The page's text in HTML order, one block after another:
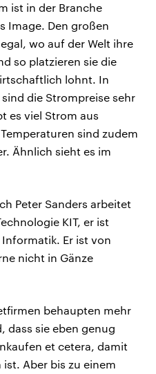
ist in der Branche
Image. Den großen
wo auf der Welt ihre
so platzieren sie die
lohnt. In
die Strompreise sehr
es viel Strom aus
sind zudem
Ähnlich sieht es im
Peter Sanders arbeitet
KIT, er ist
Er ist von
nicht in Gänze
behaupten mehr
dass sie eben genug
et cetera, damit
Aber bis zu einem